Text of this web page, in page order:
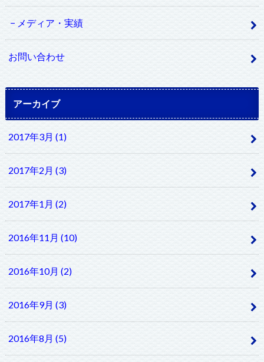
メディア・実績
お問い合わせ
アーカイブ
2017年3月 (1)
2017年2月 (3)
2017年1月 (2)
2016年11月 (10)
2016年10月 (2)
2016年9月 (3)
2016年8月 (5)